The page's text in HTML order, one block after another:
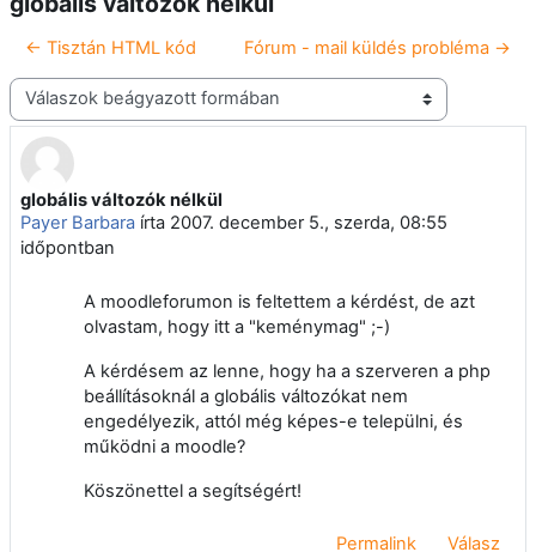
← Tisztán HTML kód Fórum - mail küldés probléma →
Megjelenítési mód
globális változók nélkül
Payer Barbara írta 2007. december 5., szerda, 08:55
időpontban
Válaszok szám: 1
A moodleforumon is feltettem a kérdést, de azt
olvastam, hogy itt a "keménymag" ;-)
A kérdésem az lenne, hogy ha a szerveren a php
beállításoknál a globális változókat nem
engedélyezik, attól még képes-e települni, és
működni a moodle?
Köszönettel a segítségért!
Permalink Válasz